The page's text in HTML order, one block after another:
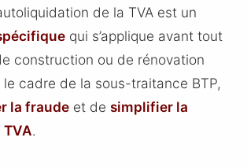
de la TVA est un
qui s’applique avant tout
construction ou de rénovation
le cadre de la sous-traitance BTP,
la fraudeet de simplifier la
.